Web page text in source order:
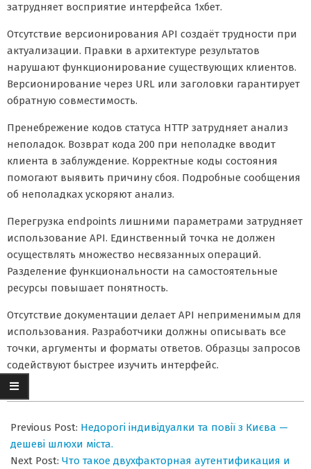
затрудняет восприятие интерфейса 1хбет.
Отсутствие версионирования API создаёт трудности при
актуализации. Правки в архитектуре результатов
нарушают функционирование существующих клиентов.
Версионирование через URL или заголовки гарантирует
обратную совместимость.
Пренебрежение кодов статуса HTTP затрудняет анализ
неполадок. Возврат кода 200 при неполадке вводит
клиента в заблуждение. Корректные коды состояния
помогают выявить причину сбоя. Подробные сообщения
об неполадках ускоряют анализ.
Перегрузка endpoints лишними параметрами затрудняет
использование API. Единственный точка не должен
осуществлять множество несвязанных операций.
Разделение функциональности на самостоятельные
ресурсы повышает понятность.
Отсутствие документации делает API неприменимым для
использования. Разработчики должны описывать все
точки, аргументы и форматы ответов. Образцы запросов
содействуют быстрее изучить интерфейс.
07-
07
Previous Post: Недорогі індивідуалки та повії з Києва —
дешеві шлюхи міста.
Next Post: Что такое двухфакторная аутентификация и